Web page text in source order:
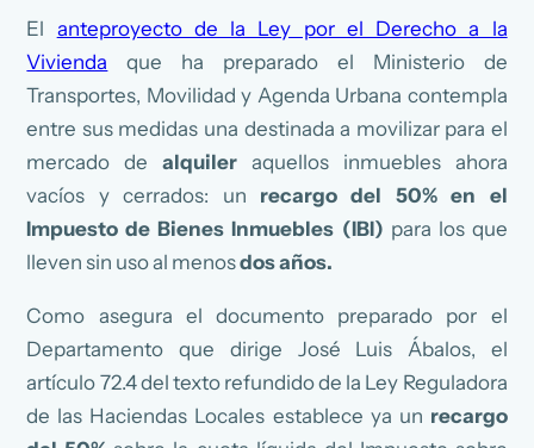
El anteproyecto de la Ley por el Derecho a la
Vivienda que ha preparado el Ministerio de
Transportes, Movilidad y Agenda Urbana contempla
entre sus medidas una destinada a movilizar para el
mercado dealquiler aquellos inmuebles ahora
vacíos y cerrados: un recargo del 50% en el
Impuesto de Bienes Inmuebles (IBI) para los que
lleven sin uso al menosdos años.
Como asegura el documento preparado por el
Departamento que dirige José Luis Ábalos, el
artículo 72.4 del texto refundido de la Ley Reguladora
de las Haciendas Locales establece ya un recargo